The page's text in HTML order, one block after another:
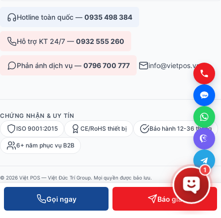
Gọi ngay Báo giá
Hotline toàn quốc — 0935 498 384
Hỗ trợ KT 24/7 — 0932 555 260
Phản ánh dịch vụ — 0796 700 777 info@vietpos.vn
CHỨNG NHẬN & UY TÍN
ISO 9001:2015
CE/RoHS thiết bị Bảo hành 12-36 tháng
6+ năm phục vụ B2B
© 2026 Việt POS — Việt Đức Trí Group. Mọi quyền được bảo lưu.
Bảo mật·Điều khoản·Sitemap
1